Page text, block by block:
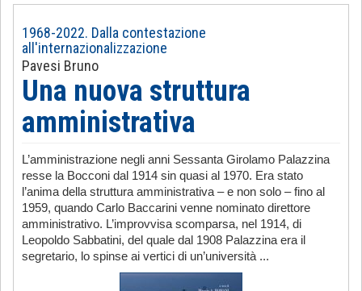
-1968-2022. Dalla contestazione
all'internazionalizzazione
Pavesi Bruno
Una nuova struttura
amministrativa
L’amministrazione negli anni Sessanta Girolamo Palazzina
resse la Bocconi dal 1914 sin quasi al 1970. Era stato
l’anima della struttura amministrativa – e non solo – fino al
1959, quando Carlo Baccarini venne nominato direttore
amministrativo. L’improvvisa scomparsa, nel 1914, di
Leopoldo Sabbatini, del quale dal 1908 Palazzina era il
segretario, lo spinse ai vertici di un’università ...